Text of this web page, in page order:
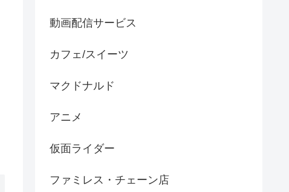
動画配信サービス
カフェ/スイーツ
マクドナルド
アニメ
仮面ライダー
ファミレス・チェーン店